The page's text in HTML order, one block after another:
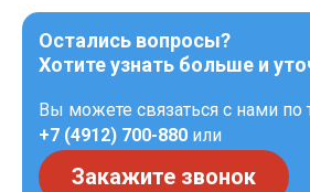
Остались вопросы?
Хотите узнать больше и
Вы можете связаться с нами по
+7 (4912) 700-880 или
Закажите звонок